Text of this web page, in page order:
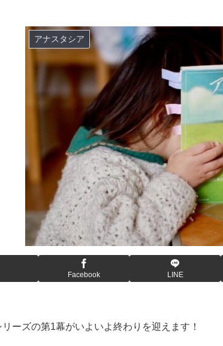
アナスタシア
Facebook LINE
ーズの第1幕がいよいよ終わりを迎えます！